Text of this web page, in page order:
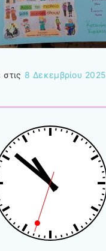
8 Δεκεμβρίου 2025